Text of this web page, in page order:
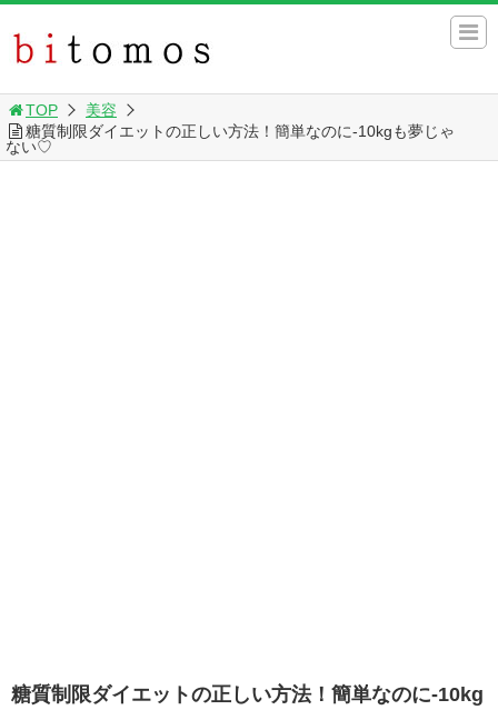
TOP
美容
糖質制限ダイエットの正しい方法！簡単なのに-10kgも夢じゃ
ない♡
糖質制限ダイエットの正しい方法！簡単なのに-10kg